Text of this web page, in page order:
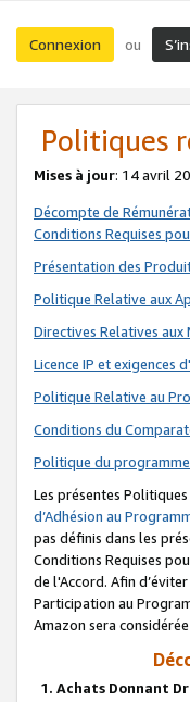
Connexion ou
Politiques
Mises à jour: 14 avril
Décompte de
Conditions Requises
Présentation des
Politique Relative aux
Directives Relatives aux
Licence IP et exigences
Politique Relative au
Conditions du
Politique du
Les présentes
d’Adhésion au
pas définis dans les
Conditions Requises
de l'Accord. Afin
Participation au
Amazon sera
1. Achats Donnant